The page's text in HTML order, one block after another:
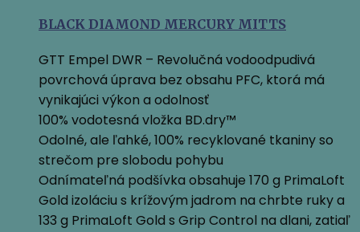
BLACK DIAMOND MERCURY MITTS
GTT Empel DWR – Revolučná vodoodpudivá
povrchová úprava bez obsahu PFC, ktorá má
vynikajúci výkon a odolnosť
100% vodotesná vložka BD.dry™
Odolné, ale ľahké, 100% recyklované tkaniny so
strečom pre slobodu pohybu
Odnímateľná podšívka obsahuje 170 g PrimaLoft
Gold izoláciu s krížovým jadrom na chrbte ruky a
133 g PrimaLoft Gold s Grip Control na dlani, zatiaľ